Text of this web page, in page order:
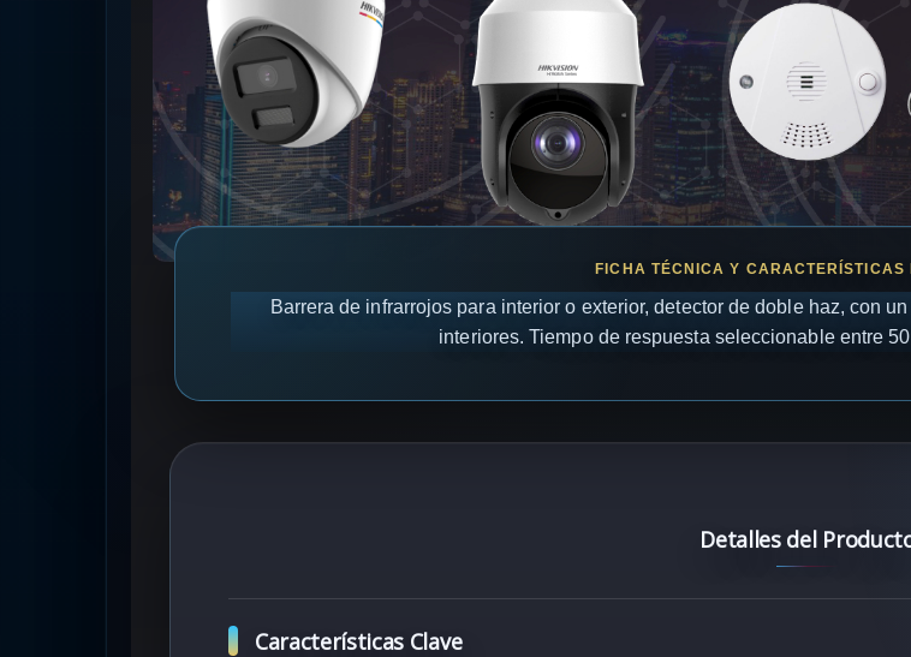
Barrera de infrarrojos para interior o exterior, detector de doble haz, con
interiores. Tiempo de respuesta seleccionable entre
Detalles del
Características Clave